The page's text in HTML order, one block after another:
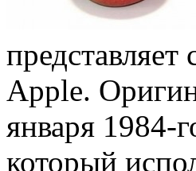
Apple.
января 1984-
который